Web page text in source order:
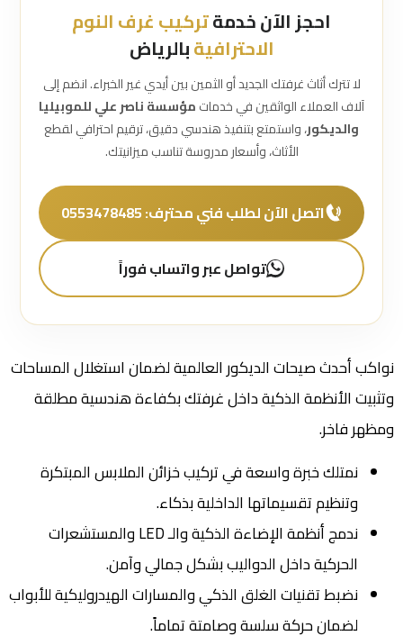
احجز الآن خدمةتركيب غرف النوم
الاحترافيةبالرياض
لا تترك أثاث غرفتك الجديد أو الثمين بين أيدي غير الخبراء. انضم إلى
آلاف العملاء الواثقين في خدماتمؤسسة ناصر علي للموبيليا
والديكور، واستمتع بتنفيذ هندسي دقيق، ترقيم احترافي لقطع
الأثاث، وأسعار مدروسة تناسب ميزانيتك.
اتصل الآن لطلب فني محترف: 0553478485
تواصل عبر واتساب فوراً
نواكب أحدث صيحات الديكور العالمية لضمان استغلال المساحات
وتثبيت الأنظمة الذكية داخل غرفتك بكفاءة هندسية مطلقة
ومظهر فاخر.
نمتلك خبرة واسعة في تركيب خزائن الملابس المبتكرة
وتنظيم تقسيماتها الداخلية بذكاء.
ندمج أنظمة الإضاءة الذكية والـ LED والمستشعرات
الحركية داخل الدواليب بشكل جمالي وآمن.
نضبط تقنيات الغلق الذكي والمسارات الهيدروليكية للأبواب
لضمان حركة سلسة وصامتة تماماً.